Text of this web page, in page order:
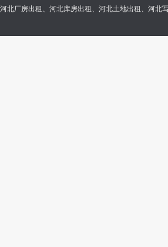
河北厂房出租、河北库房出租、河北土地出租、河北